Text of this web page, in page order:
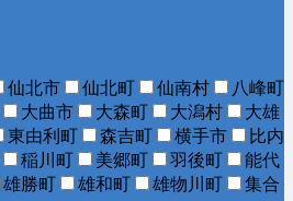
仙北市 仙北町 仙南村
八峰町
大曲市 大森町 大潟村
大雄
東由利町 森吉町 横手市
比内
稲川町 美郷町 羽後町
能代
雄勝町 雄和町 雄物川町
集合